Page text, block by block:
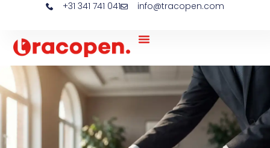
+31 341 741 041 info@tracopen.com